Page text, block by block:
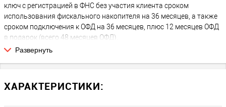
ключ с регистрацией в ФНС без участия клиента сроком
использования фискального накопителя на 36 месяцев, а также
сроком подключения к ОФД на 36 месяцев, плюс 12 месяцев ОФД
в подарок (всего 48 месяцев ОФД).
дополнительных или скрытых платежей на следующие 36
Развернуть
ХАРАКТЕРИСТИКИ: